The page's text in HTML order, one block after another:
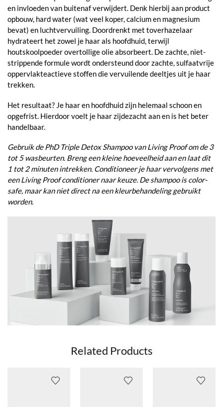
en invloeden van buitenaf verwijdert. Denk hierbij aan product
opbouw, hard water (wat veel koper, calcium en magnesium
bevat) en luchtvervuiling. Doordrenkt met toverhazelaar
hydrateert het zowel je haar als hoofdhuid, terwijl
houtskoolpoeder overtollige olie absorbeert. De zachte, niet-
strippende formule wordt ondersteund door zachte, sulfaatvrije
oppervlakteactieve stoffen die vervuilende deeltjes uit je haar
trekken.
Het resultaat? Je haar en hoofdhuid zijn helemaal schoon en
opgefrist. Hierdoor voelt je haar zijdezacht aan en is het beter
handelbaar.
Gebruik de PhD Triple Detox Shampoo van Living Proof om de 3
tot 5 wasbeurten. Breng een kleine hoeveelheid aan en laat dit
1 tot 2 minuten intrekken. Conditioneer je haar vervolgens met
een Living Proof conditioner naar keuze. De shampoo is color-
safe, maar kan niet direct na een kleurbehandeling gebruikt
worden.
Related Products